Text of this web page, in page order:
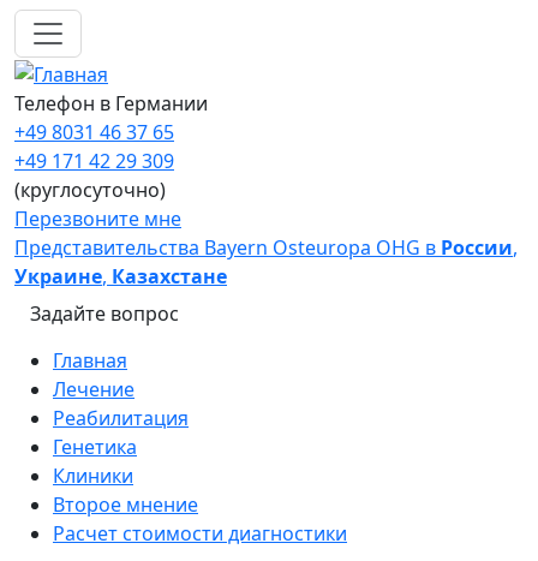
Перейти к основному содержанию
Телефон в Германии
+49 8031 46 37 65
+49 171 42 29 309
(круглосуточно)
Перезвоните мне
Представительства Bayern Osteuropa OHG в России,
Украине, Казахстане
Задайте вопрос
Main navigation
Главная
Лечение
Реабилитация
Генетика
Клиники
Второе мнение
Расчет стоимости диагностики